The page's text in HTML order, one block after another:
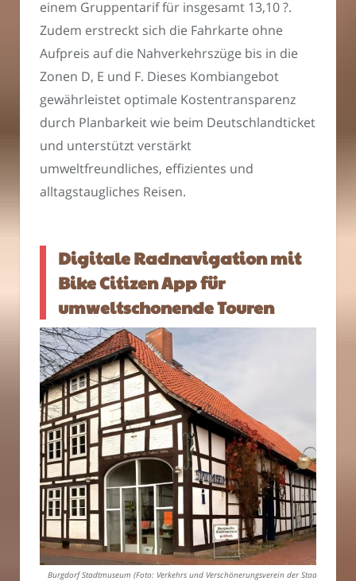
einem Gruppentarif für insgesamt 13,10 ?.
Zudem erstreckt sich die Fahrkarte ohne
Aufpreis auf die Nahverkehrszüge bis in die
Zonen D, E und F. Dieses Kombiangebot
gewährleistet optimale Kostentransparenz
durch Planbarkeit wie beim Deutschlandticket
und unterstützt verstärkt
umweltfreundliches, effizientes und
alltagstaugliches Reisen.
Digitale Radnavigation mit
Bike Citizen App für
umweltschonende Touren
Burgdorf Stadtmuseum (Foto: Verkehrs und Verschönerungsverein der Stadt